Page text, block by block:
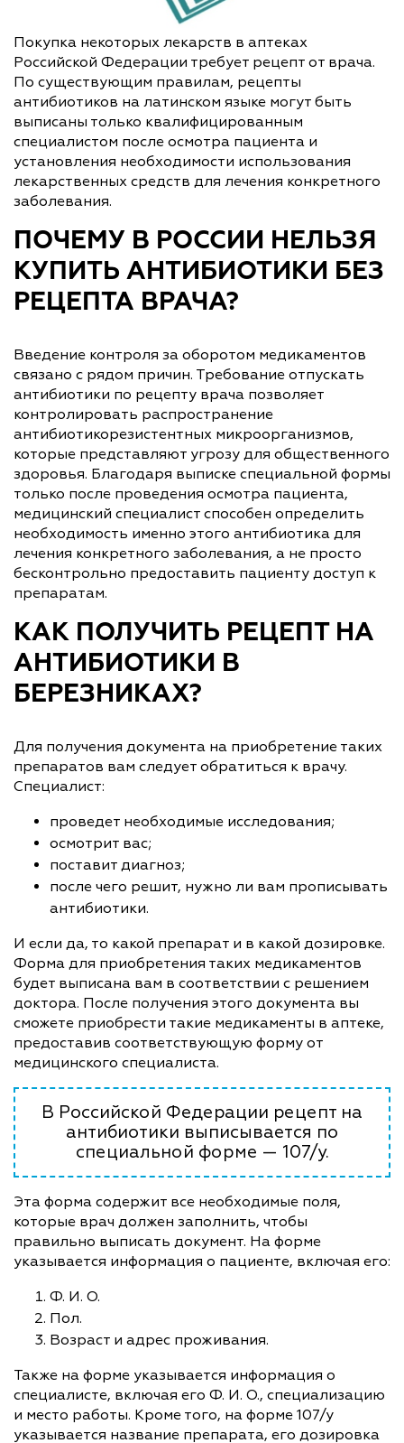
Покупка некоторых лекарств в аптеках
Российской Федерации требует рецепт от врача.
По существующим правилам, рецепты
антибиотиков на латинском языке могут быть
выписаны только квалифицированным
специалистом после осмотра пациента и
установления необходимости использования
лекарственных средств для лечения конкретного
заболевания.
ПОЧЕМУ В РОССИИ НЕЛЬЗЯ
КУПИТЬ АНТИБИОТИКИ БЕЗ
РЕЦЕПТА ВРАЧА?
Введение контроля за оборотом медикаментов
связано с рядом причин. Требование отпускать
антибиотики по рецепту врача позволяет
контролировать распространение
антибиотикорезистентных микроорганизмов,
которые представляют угрозу для общественного
здоровья. Благодаря выписке специальной формы
только после проведения осмотра пациента,
медицинский специалист способен определить
необходимость именно этого антибиотика для
лечения конкретного заболевания, а не просто
бесконтрольно предоставить пациенту доступ к
препаратам.
КАК ПОЛУЧИТЬ РЕЦЕПТ НА
АНТИБИОТИКИ В
БЕРЕЗНИКАХ?
Для получения документа на приобретение таких
препаратов вам следует обратиться к врачу.
Специалист:
проведет необходимые исследования;
осмотрит вас;
поставит диагноз;
после чего решит, нужно ли вам прописывать
антибиотики.
И если да, то какой препарат и в какой дозировке.
Форма для приобретения таких медикаментов
будет выписана вам в соответствии с решением
доктора. После получения этого документа вы
сможете приобрести такие медикаменты в аптеке,
предоставив соответствующую форму от
медицинского специалиста.
В Российской Федерации рецепт на
антибиотики выписывается по
специальной форме — 107/у.
Эта форма содержит все необходимые поля,
которые врач должен заполнить, чтобы
правильно выписать документ. На форме
указывается информация о пациенте, включая его:
Ф. И. О.
Пол.
Возраст и адрес проживания.
Также на форме указывается информация о
специалисте, включая его Ф. И. О., специализацию
и место работы. Кроме того, на форме 107/у
указывается название препарата, его дозировка